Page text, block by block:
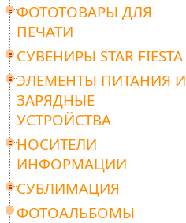
ФОТОТОВАРЫ ДЛЯ
ПЕЧАТИ
СУВЕНИРЫ STAR FIESTA
ЭЛЕМЕНТЫ ПИТАНИЯ И
ЗАРЯДНЫЕ
УСТРОЙСТВА
НОСИТЕЛИ
ИНФОРМАЦИИ
СУБЛИМАЦИЯ
ФОТОАЛЬБОМЫ